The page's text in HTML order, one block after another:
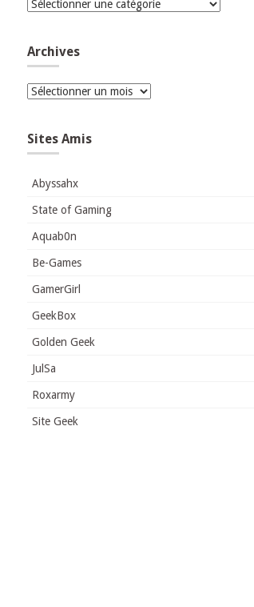
Catégories
Archives
Archives
Sites Amis
Abyssahx
State of Gaming
Aquab0n
Be-Games
GamerGirl
GeekBox
Golden Geek
JulSa
Roxarmy
Site Geek